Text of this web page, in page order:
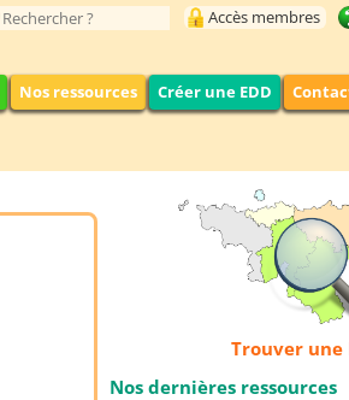
Accès membres
Nos ressources Créer une EDD
Trouver une
Nos dernières ressources